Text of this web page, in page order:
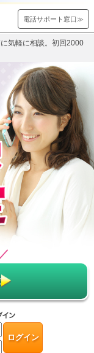
電話サポート窓口≫
気軽に相談。初回2000